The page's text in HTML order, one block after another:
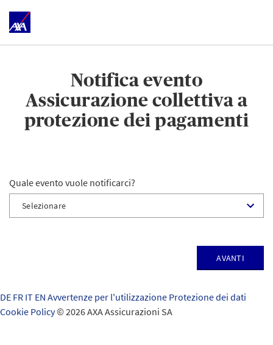
Notifica evento
Assicurazione collettiva a
protezione dei pagamenti
Quale evento vuole notificarci?
Avanti
DE FR IT EN Avvertenze per l'utilizzazione Protezione dei dati
Cookie Policy© 2026 AXA Assicurazioni SA